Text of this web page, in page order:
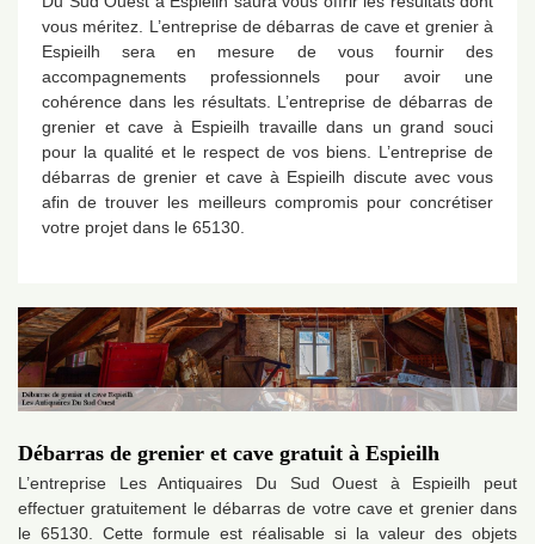
vous méritez. L’entreprise de débarras de cave et grenier à
Espieilh sera en mesure de vous fournir des
accompagnements professionnels pour avoir une
cohérence dans les résultats. L’entreprise de débarras de
grenier et cave à Espieilh travaille dans un grand souci
pour la qualité et le respect de vos biens. L’entreprise de
débarras de grenier et cave à Espieilh discute avec vous
afin de trouver les meilleurs compromis pour concrétiser
votre projet dans le 65130.
Débarras de grenier et cave gratuit à Espieilh
L’entreprise Les Antiquaires Du Sud Ouest à Espieilh peut
effectuer gratuitement le débarras de votre cave et grenier dans
le 65130. Cette formule est réalisable si la valeur des objets